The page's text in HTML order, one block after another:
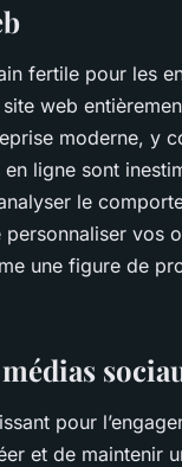
fertile pour les
web
moderne, y
ligne sont
le
vos
une figure de
pour
et de maintenir